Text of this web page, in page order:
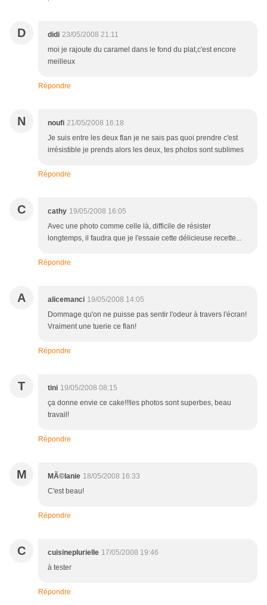
D didi 23/05/2008 21:11
moi je rajoute du caramel dans le fond du plat,c'est encore
meilleux
Répondre
N noufi 21/05/2008 16:18
Je suis entre les deux flan je ne sais pas quoi prendre c'est
irrésistible je prends alors les deux, tes photos sont sublimes
Répondre
C cathy 19/05/2008 16:05
Avec une photo comme celle là, difficile de résister
longtemps, il faudra que je l'essaie cette délicieuse recette...
Répondre
A alicemanci 19/05/2008 14:05
Dommage qu'on ne puisse pas sentir l'odeur à travers l'écran!
Vraiment une tuerie ce flan!
Répondre
T tini 19/05/2008 08:15
ça donne envie ce cake!!!les photos sont superbes, beau
travail!
Répondre
M MÃ©lanie 18/05/2008 16:33
C'est beau!
Répondre
C cuisineplurielle 17/05/2008 19:46
à tester
Répondre